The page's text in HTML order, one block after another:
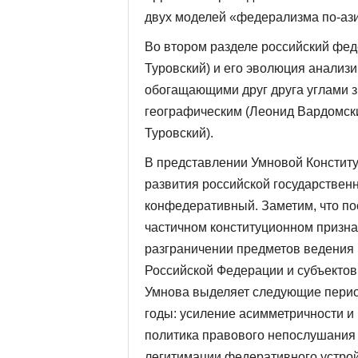
двух моделей «федерализма по-
Во втором разделе российский
Туровский) и его эволюция
обогащающими друг друга углами
географическим (Леонид
Туровский).
В представлении Умновой
развития российской
конфедеративный. Заметим, что
частичном конституционном
разграничении предметов
Российской Федерации и
Умнова выделяет следующие
годы: усиление асимметричности
политика правового